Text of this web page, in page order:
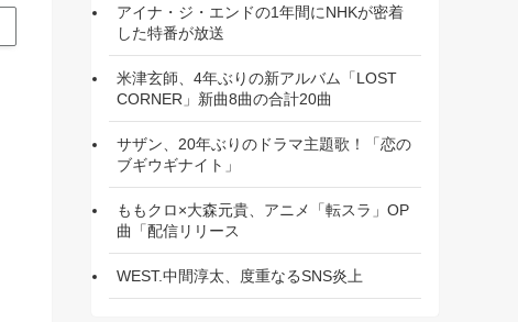
アイナ・ジ・エンドの1年間にNHKが密着
した特番が放送
米津玄師、4年ぶりの新アルバム「LOST
CORNER」新曲8曲の合計20曲
サザン、20年ぶりのドラマ主題歌！「恋の
ブギウギナイト」
ももクロ×大森元貴、アニメ「転スラ」OP
曲「配信リリース
WEST.中間淳太、度重なるSNS炎上